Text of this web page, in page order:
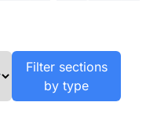
Filter sections
by type